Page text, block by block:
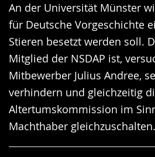
An der Universität Münster
für Deutsche Vorgeschichte
Stieren besetzt werden soll.
Mitglied der NSDAP ist,
Mitbewerber Julius Andree,
verhindern und gleichzeitig
Altertumskommission im
Machthaber gleichzuschalten.